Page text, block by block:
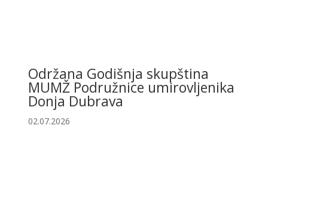
Održana Godišnja skupština
MUMŽ Podružnice umirovljenika
Donja Dubrava
02.07.2026